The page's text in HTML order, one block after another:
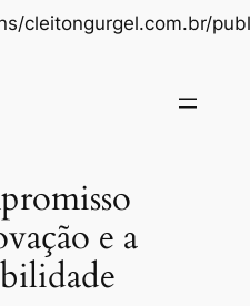
cleitongurgel.com.br/
e a